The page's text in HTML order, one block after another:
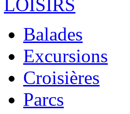
LOISIRS
Balades
Excursions
Croisières
Parcs